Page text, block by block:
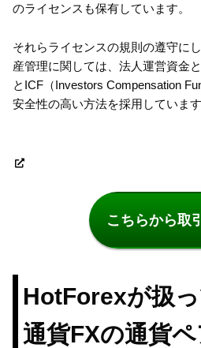
のライセンスも保有しています。
それらライセンスの規則の遵守に
産管理に関しては、法人運営資金
とICF（Investors Compensation
安全性の高い方法を採用しています
こちらから取
HotForexが扱
通貨FXの通貨